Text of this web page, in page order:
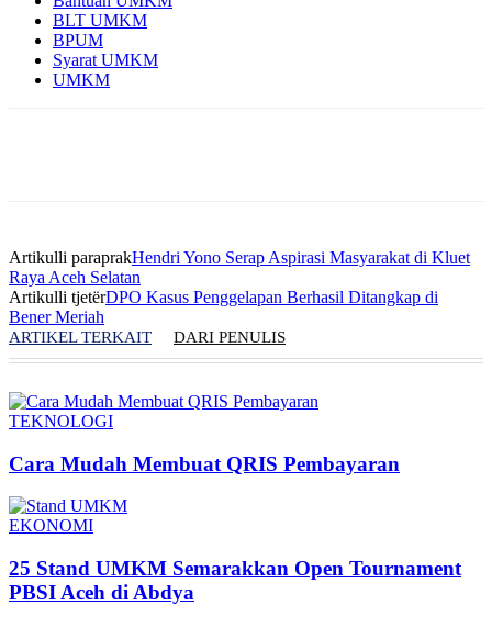
BLT UMKM
BPUM
Syarat UMKM
UMKM
Artikulli paraprakHendri Yono Serap Aspirasi Masyarakat di Kluet
Raya Aceh Selatan
Artikulli tjetërDPO Kasus Penggelapan Berhasil Ditangkap di
Bener Meriah
ARTIKEL TERKAIT DARI PENULIS
TEKNOLOGI
Cara Mudah Membuat QRIS Pembayaran
EKONOMI
25 Stand UMKM Semarakkan Open Tournament
PBSI Aceh di Abdya